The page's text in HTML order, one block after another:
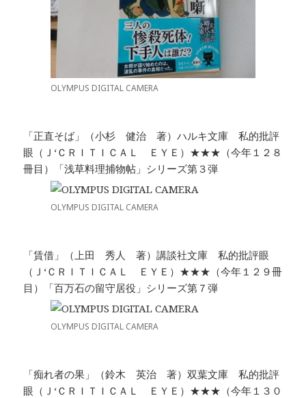
OLYMPUS DIGITAL CAMERA
「正直そば」（小杉 健治 著）ハルキ文庫 私的批評
眼（Ｊ‘ＣＲＩＴＩＣＡＬ ＥＹＥ）★★★（今年１２８
冊目）「浅草料理捕物帖」シリーズ第３弾
OLYMPUS DIGITAL CAMERA
「賃借」（上田 秀人 著）講談社文庫 私的批評眼
（Ｊ‘ＣＲＩＴＩＣＡＬ ＥＹＥ）★★★（今年１２９冊
目）「百万石の留守居役」シリーズ第７弾
OLYMPUS DIGITAL CAMERA
「痴れ者の果」（鈴木 英治 著）双葉文庫 私的批評
眼（Ｊ‘ＣＲＩＴＩＣＡＬ ＥＹＥ）★★★（今年１３０